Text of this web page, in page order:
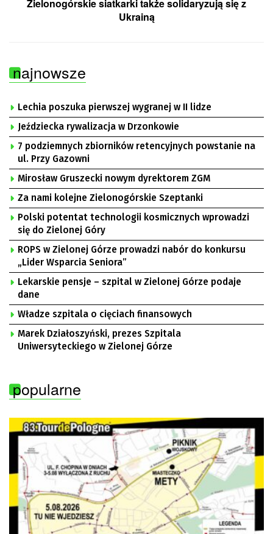
Zielonogórskie siatkarki także solidaryzują się z
Ukrainą
najnowsze
Lechia poszuka pierwszej wygranej w II lidze
Jeździecka rywalizacja w Drzonkowie
7 podziemnych zbiorników retencyjnych powstanie na
ul. Przy Gazowni
Mirosław Gruszecki nowym dyrektorem ZGM
Za nami kolejne Zielonogórskie Szeptanki
Polski potentat technologii kosmicznych wprowadzi
się do Zielonej Góry
ROPS w Zielonej Górze prowadzi nabór do konkursu
„Lider Wsparcia Seniora”
Lekarskie pensje – szpital w Zielonej Górze podaje
dane
Władze szpitala o cięciach finansowych
Marek Działoszyński, prezes Szpitala
Uniwersyteckiego w Zielonej Górze
popularne